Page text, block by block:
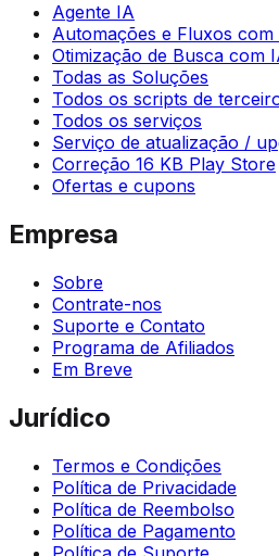
Agente IA
Automações e Fluxos com
Otimização de Busca com
Todas as Soluções
Todos os scripts de
Todos os serviços
Serviço de atualização /
Correção 16 KB Play Store
Ofertas e cupons
Empresa
Sobre
Contrate-nos
Suporte e Contato
Programa de Afiliados
Em Breve
Jurídico
Termos e Condições
Política de Privacidade
Política de Reembolso
Política de Pagamento